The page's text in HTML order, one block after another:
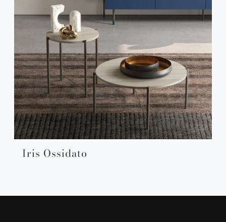
Iris Ossidato